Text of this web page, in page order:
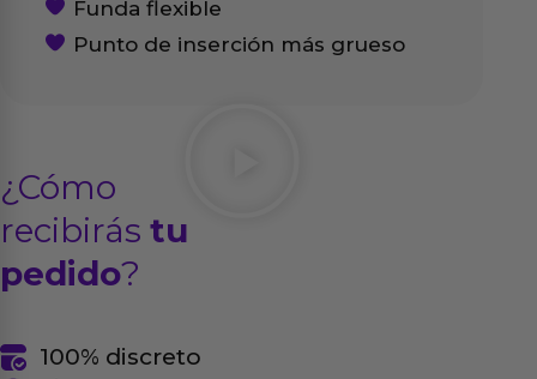
Funda flexible
Punto de inserción más grueso
¿Cómo
recibirás tu
pedido?
100% discreto